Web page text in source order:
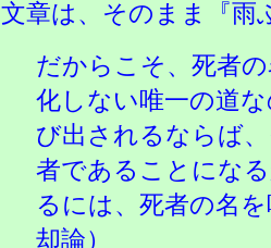
文章は、そのまま『雨
だからこそ、死者
化しない唯一の道
び出されるならば
者であることにな
るには、死者の名
却論）